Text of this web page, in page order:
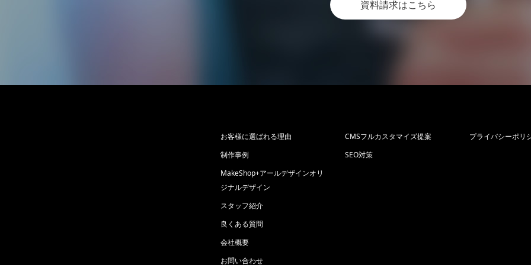
資料請求はこちら
お客様に選ばれる理由
制作事例
MakeShop+アールデザインオリ
ジナルデザイン
スタッフ紹介
良くある質問
会社概要
お問い合わせ
CMSフルカスタマイズ提案
SEO対策
プライバシーポリ